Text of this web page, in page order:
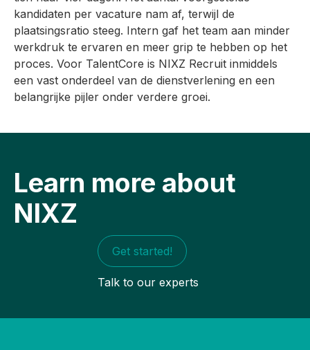
kandidaten per vacature nam af, terwijl de
plaatsingsratio steeg. Intern gaf het team aan minder
werkdruk te ervaren en meer grip te hebben op het
proces. Voor TalentCore is NIXZ Recruit inmiddels
een vast onderdeel van de dienstverlening en een
belangrijke pijler onder verdere groei.
Learn more about
NIXZ
Get started!
Talk to our experts